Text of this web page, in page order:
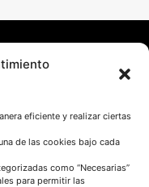
eficiente y realizar ciertas
de las cookies bajo cada
como “Necesarias”
para permitir las